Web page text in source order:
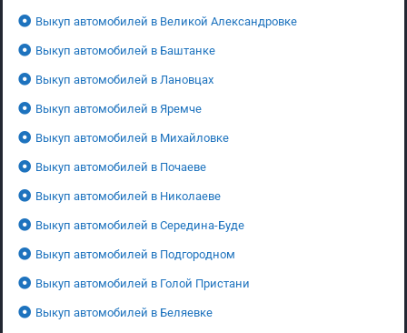
Выкуп автомобилей в Великой Александровке
Выкуп автомобилей в Баштанке
Выкуп автомобилей в Лановцах
Выкуп автомобилей в Яремче
Выкуп автомобилей в Михайловке
Выкуп автомобилей в Почаеве
Выкуп автомобилей в Николаеве
Выкуп автомобилей в Середина-Буде
Выкуп автомобилей в Подгородном
Выкуп автомобилей в Голой Пристани
Выкуп автомобилей в Беляевке